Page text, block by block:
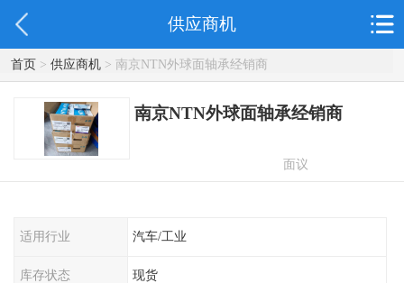
供应商机
首页> 供应商机> 南京NTN外球面轴承经销商
南京NTN外球面轴承经销商
面议
适用行业 汽车/工业
库存状态 现货